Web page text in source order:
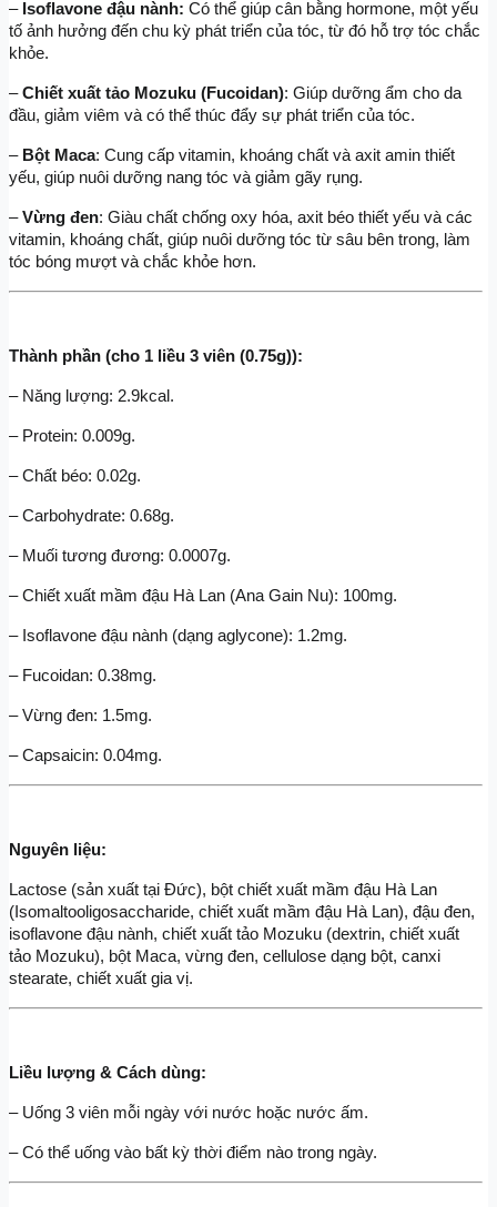
– Isoflavone đậu nành: Có thể giúp cân bằng hormone, một yếu
tố ảnh hưởng đến chu kỳ phát triển của tóc, từ đó hỗ trợ tóc chắc
khỏe.
– Chiết xuất tảo Mozuku (Fucoidan): Giúp dưỡng ẩm cho da
đầu, giảm viêm và có thể thúc đẩy sự phát triển của tóc.
– Bột Maca: Cung cấp vitamin, khoáng chất và axit amin thiết
yếu, giúp nuôi dưỡng nang tóc và giảm gãy rụng.
– Vừng đen: Giàu chất chống oxy hóa, axit béo thiết yếu và các
vitamin, khoáng chất, giúp nuôi dưỡng tóc từ sâu bên trong, làm
tóc bóng mượt và chắc khỏe hơn.
Thành phần (cho 1 liều 3 viên (0.75g)):
– Năng lượng: 2.9kcal.
– Protein: 0.009g.
– Chất béo: 0.02g.
– Carbohydrate: 0.68g.
– Muối tương đương: 0.0007g.
– Chiết xuất mầm đậu Hà Lan (Ana Gain Nu): 100mg.
– Isoflavone đậu nành (dạng aglycone): 1.2mg.
– Fucoidan: 0.38mg.
– Vừng đen: 1.5mg.
– Capsaicin: 0.04mg.
Nguyên liệu:
Lactose (sản xuất tại Đức), bột chiết xuất mầm đậu Hà Lan
(Isomaltooligosaccharide, chiết xuất mầm đậu Hà Lan), đậu đen,
isoflavone đậu nành, chiết xuất tảo Mozuku (dextrin, chiết xuất
tảo Mozuku), bột Maca, vừng đen, cellulose dạng bột, canxi
stearate, chiết xuất gia vị.
Liều lượng & Cách dùng:
– Uống 3 viên mỗi ngày với nước hoặc nước ấm.
– Có thể uống vào bất kỳ thời điểm nào trong ngày.